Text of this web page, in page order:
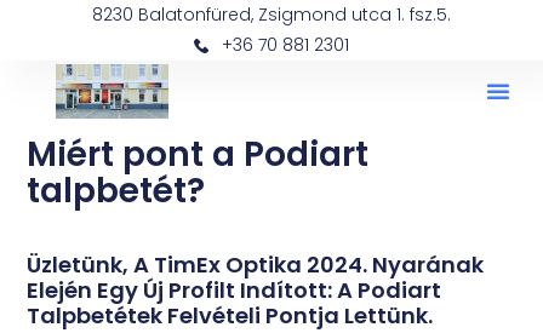
8230 Balatonfüred, Zsigmond utca 1. fsz.5.
+36 70 881 2301
Miért pont a Podiart
talpbetét?
Üzletünk, A TimEx Optika 2024. Nyarának
Elején Egy Új Profilt Indított: A Podiart
Talpbetétek Felvételi Pontja Lettünk.